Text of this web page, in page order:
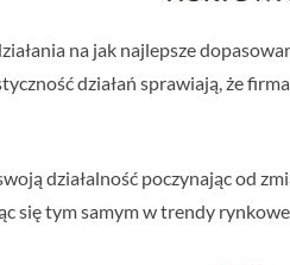
na jak najlepsze
działań sprawiają, że
działalność poczynając od
się tym samym w trendy